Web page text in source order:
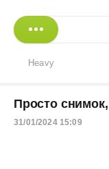
Heavy
Просто
31/01/2024 15:09